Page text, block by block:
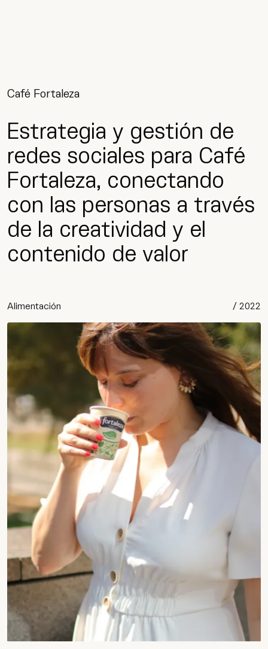
Estrategia y gestión de
redes sociales para Café
Fortaleza, conectando
con las personas a través
de la creatividad y el
contenido de valor
Café Fortaleza
Alimentación / 2022